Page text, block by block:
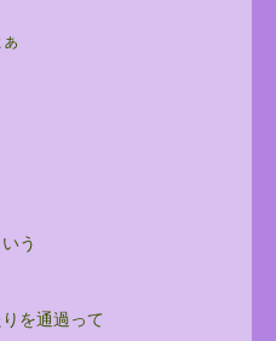
う
を通過って